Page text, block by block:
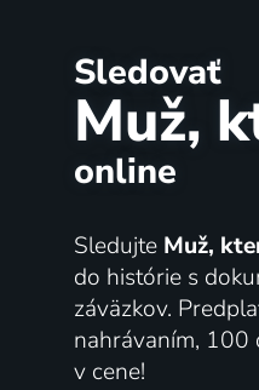
Sledovať
Muž,
online
Sledujte Muž,
do histórie s
záväzkov.
nahrávaním, 100
v cene!